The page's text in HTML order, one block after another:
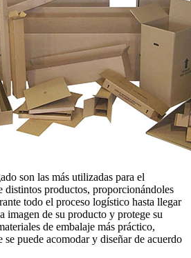
son las más utilizadas para el
distintos productos, proporcionándoles
todo el proceso logístico hasta llegar
imagen de su producto y protege su
de embalaje más práctico,
puede acomodar y diseñar de acuerdo